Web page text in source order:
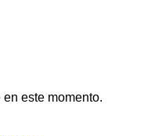
este momento.